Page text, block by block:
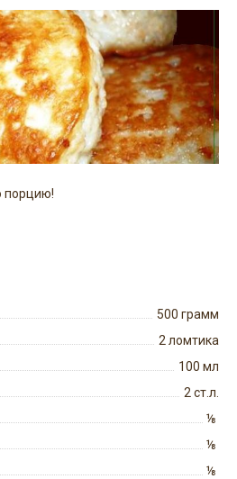
порцию!
500 грамм
2 ломтика
100 мл
2 ст.л.
⅛
⅛
⅛